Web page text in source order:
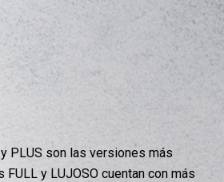
PLUS son las versiones más
y LUJOSO cuentan con más